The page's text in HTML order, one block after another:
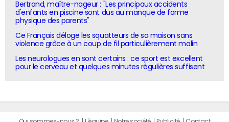
Bertrand, maître-nageur : "Les principaux accidents
d'enfants en piscine sont dus au manque de forme
physique des parents"
Ce Français déloge les squatteurs de sa maison sans
violence grâce à un coup de fil particulièrement malin
Les neurologues en sont certains : ce sport est excellent
pour le cerveau et quelques minutes régulières suffisent